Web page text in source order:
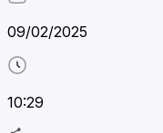
09/02/2025
10:29